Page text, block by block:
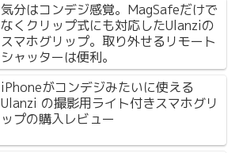
気分はコンデジ感覚。MagSafeだけで
なくクリップ式にも対応したUlanziの
スマホグリップ。取り外せるリモート
シャッターは便利。
iPhoneがコンデジみたいに使える
Ulanzi の撮影用ライト付きスマホグリ
ップの購入レビュー